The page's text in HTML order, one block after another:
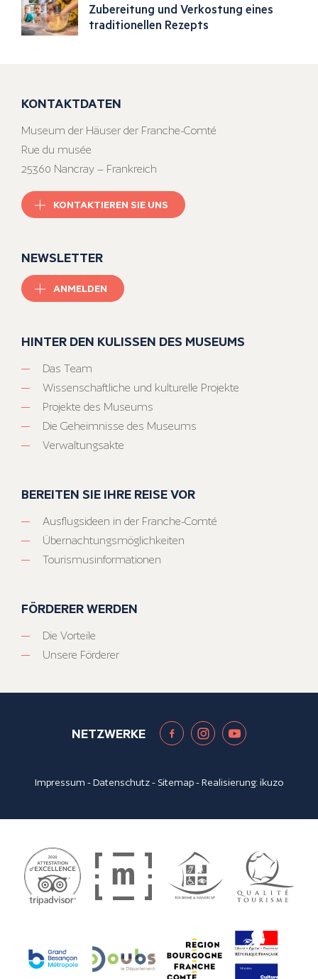
Zubereitung und Verkostung eines
traditionellen Rezepts
KONTAKTDATEN
Museum der Häuser der Franche-Comté
Rue du musée
25360 Nancray – Frankreich
KONTAKTIEREN SIE UNS
NEWSLETTER
ANMELDEN
HINTER DEN KULISSEN DES MUSEUMS
Das Team
Wissenschaftliche und kulturelle Projekte
Projekte des Museums
Die Geheimnisse des Museums
Verwaltungsakte
BEREITEN SIE IHRE REISE VOR
Ausflugsideen in der Franche-Comté
Übernachtungsmöglichkeiten
Tourismusinformationen
FÖRDERER WERDEN
Die Vorteile
Unsere Förderer
NETZWERKE
Impressum -Datenschutz- Sitemap- Realisierung:ikuzo